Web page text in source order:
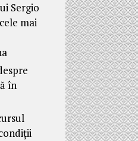
Sergio
mai
în